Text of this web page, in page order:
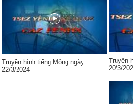
Truyền hình tiếng Mông ngày
22/3/2024
Truyền
20/3/